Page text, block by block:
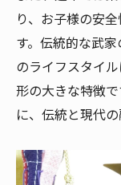
り、お子様の安
す。伝統的な武
のライフスタイ
形の大きな特徴
に、伝統と現代